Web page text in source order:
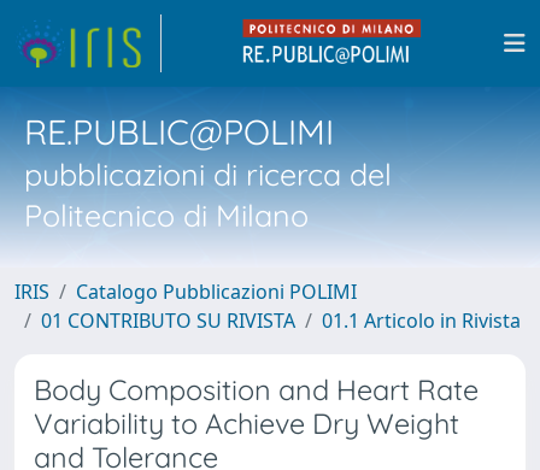
RE.PUBLIC@POLIMI
pubblicazioni di ricerca del
Politecnico di Milano
IRIS
Catalogo Pubblicazioni POLIMI
01 CONTRIBUTO SU RIVISTA
01.1 Articolo in Rivista
Body Composition and Heart Rate
Variability to Achieve Dry Weight
and Tolerance